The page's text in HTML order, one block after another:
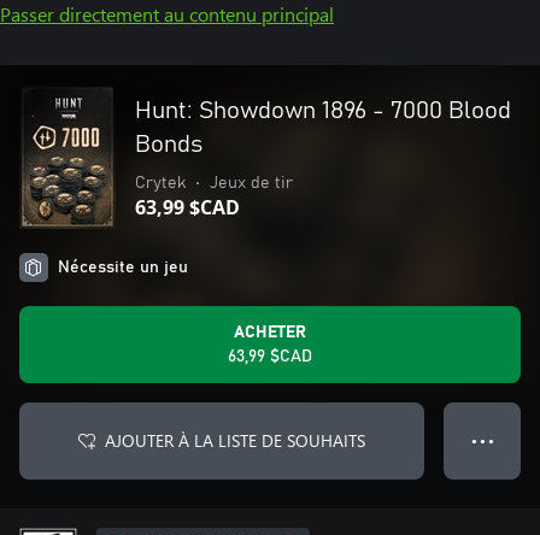
Passer directement au contenu principal
Hunt: Showdown 1896 - 7000 Blood
Bonds
Crytek • Jeux de tir
63,99 $CAD
Nécessite un jeu
ACHETER
63,99 $CAD
AJOUTER À LA LISTE DE SOUHAITS ● ● ●